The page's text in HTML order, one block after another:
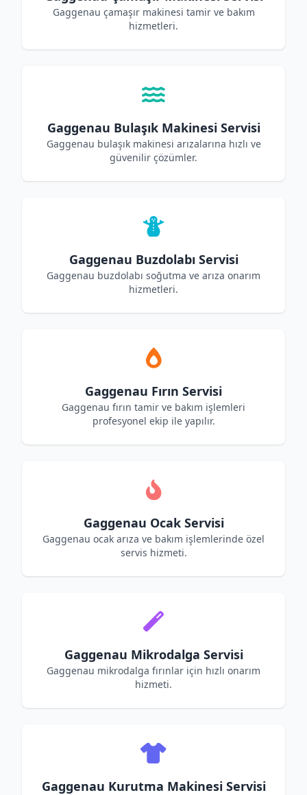
Gaggenau çamaşır makinesi tamir ve bakım
hizmetleri.
Gaggenau Bulaşık Makinesi Servisi
Gaggenau bulaşık makinesi arızalarına hızlı ve
güvenilir çözümler.
Gaggenau Buzdolabı Servisi
Gaggenau buzdolabı soğutma ve arıza onarım
hizmetleri.
Gaggenau Fırın Servisi
Gaggenau fırın tamir ve bakım işlemleri
profesyonel ekip ile yapılır.
Gaggenau Ocak Servisi
Gaggenau ocak arıza ve bakım işlemlerinde özel
servis hizmeti.
Gaggenau Mikrodalga Servisi
Gaggenau mikrodalga fırınlar için hızlı onarım
hizmeti.
Gaggenau Kurutma Makinesi Servisi